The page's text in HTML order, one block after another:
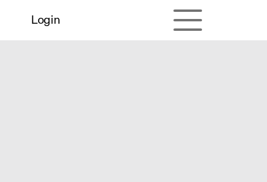
Login